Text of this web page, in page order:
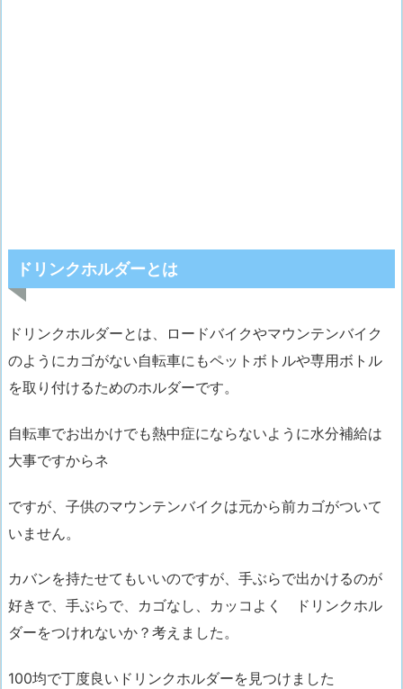
ドリンクホルダーとは
ドリンクホルダーとは、ロードバイクやマウンテンバイク
のようにカゴがない自転車にもペットボトルや専用ボトル
を取り付けるためのホルダーです。
自転車でお出かけでも熱中症にならないように水分補給は
大事ですからネ
ですが、子供のマウンテンバイクは元から前カゴがついて
いません。
カバンを持たせてもいいのですが、手ぶらで出かけるのが
好きで、 手ぶらで、カゴなし、カッコよく ドリンクホル
ダーをつけれないか？考えました。
100均で丁度良いドリンクホルダーを見つけました